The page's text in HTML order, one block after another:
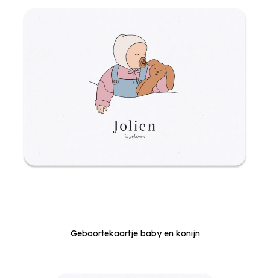
Geboortekaartje baby en konijn